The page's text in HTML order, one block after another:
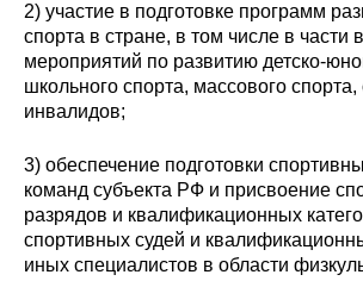
2) участие в подготовке программ
спорта в стране, в том числе в части
мероприятий по развитию детско-
школьного спорта, массового спорта,
инвалидов;
3) обеспечение подготовки
команд субъекта РФ и присвоение
разрядов и квалификационных
спортивных судей и
иных специалистов в области